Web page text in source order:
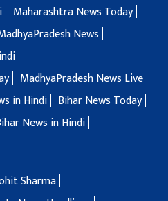
Maharashtra News Today
News
MadhyaPradesh News Live
in Hindi
Bihar News Today
News in Hindi
Sharma